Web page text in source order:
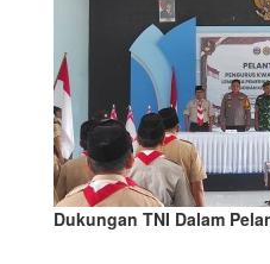
Dukungan TNI Dalam